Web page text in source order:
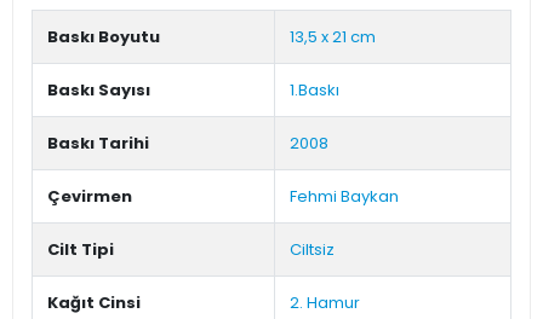
Baskı Boyutu 13,5 x 21 cm
Baskı Sayısı 1.Baskı
Baskı Tarihi 2008
Çevirmen Fehmi Baykan
Cilt Tipi Ciltsiz
Kağıt Cinsi 2. Hamur